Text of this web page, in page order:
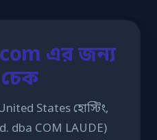
এর জন্য
চেক
States হোস্টিং,
dba COM LAUDE)